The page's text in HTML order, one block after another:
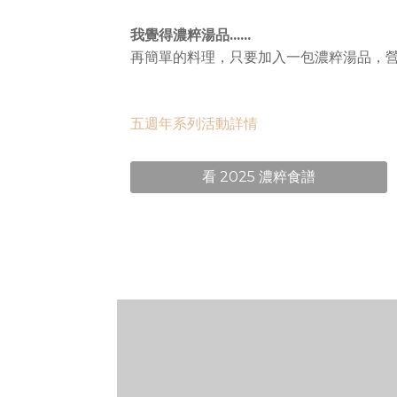
我覺得濃粹湯品......
再簡單的料理，只要加入一包濃粹湯品，
五週年系列活動詳情
看 2025 濃粹食譜